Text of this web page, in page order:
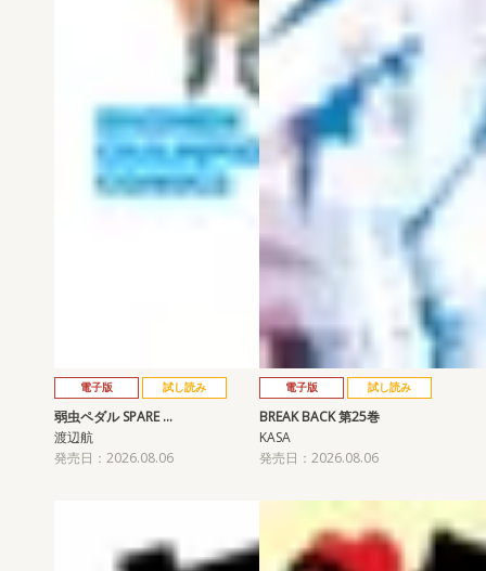
電子版 試し読み
弱虫ペダル SPARE …
渡辺航
発売日：2026.08.06
電子版 試し読み
BREAK BACK 第25巻
KASA
発売日：2026.08.06